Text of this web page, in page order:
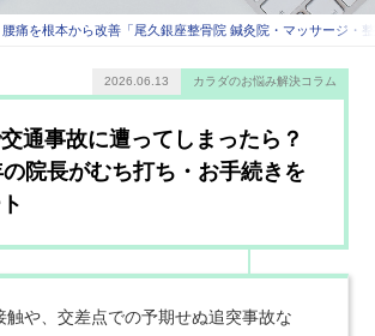
痛を根本から改善「尾久銀座整骨院 鍼灸院・マッサージ・
院長がむち打ち・お手続きを
2026.06.13 カラダのお悩み解決コラム
触や、交差点での予期せぬ追突事故な